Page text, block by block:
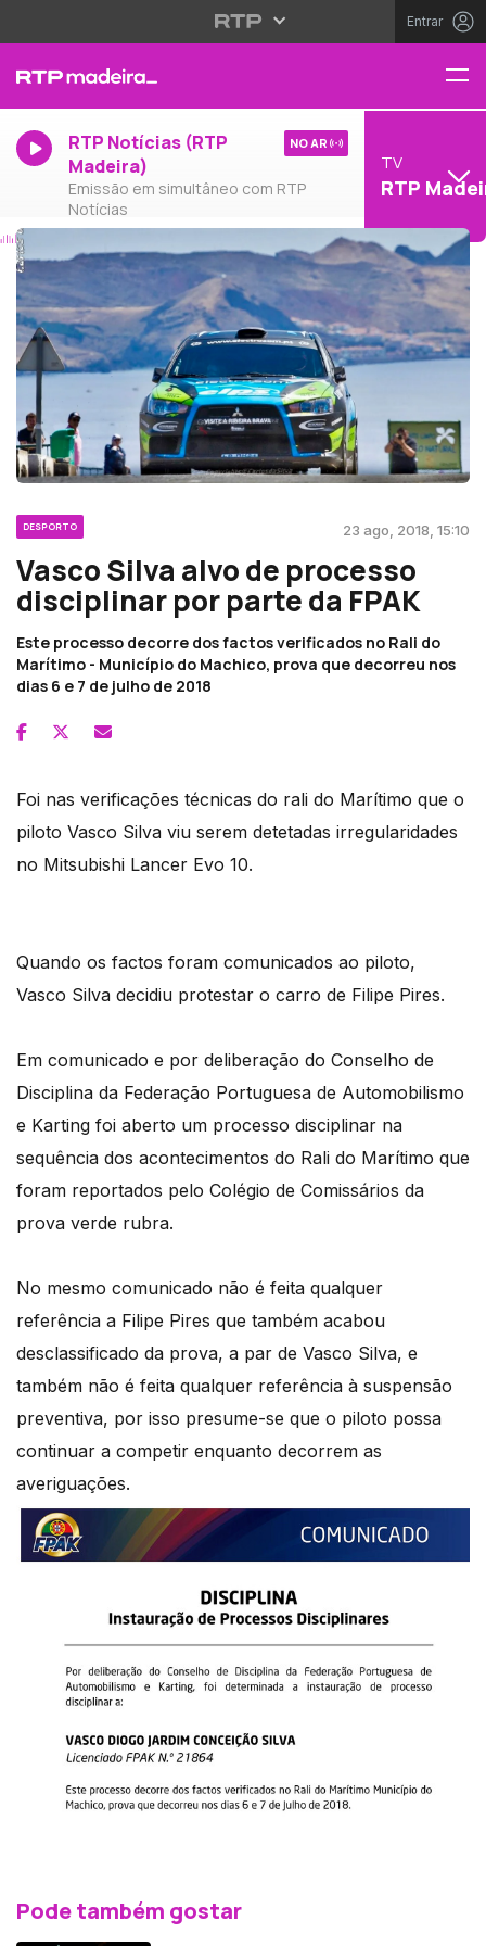
Entrar
RTP Notícias (RTP
Madeira)
Emissão em simultâneo com RTP
Notícias
NO AR
TV
RTP
DESPORTO 23 ago, 2018, 15:10
Vasco Silva alvo de processo
disciplinar por parte da FPAK
Este processo decorre dos factos verificados no Rali do
Marítimo - Município do Machico, prova que decorreu nos
dias 6 e 7 de julho de 2018
Foi nas verificações técnicas do rali do Marítimo que o
piloto Vasco Silva viu serem detetadas irregularidades
no Mitsubishi Lancer Evo 10.
Quando os factos foram comunicados ao piloto,
Vasco Silva decidiu protestar o carro de Filipe Pires.
Em comunicado e por deliberação do Conselho de
Disciplina da Federação Portuguesa de Automobilismo
e Karting foi aberto um processo disciplinar na
sequência dos acontecimentos do Rali do Marítimo que
foram reportados pelo Colégio de Comissários da
prova verde rubra.
No mesmo comunicado não é feita qualquer
referência a Filipe Pires que também acabou
desclassificado da prova, a par de Vasco Silva, e
também não é feita qualquer referência à suspensão
preventiva, por isso presume-se que o piloto possa
continuar a competir enquanto decorrem as
averiguações.
Pode também gostar